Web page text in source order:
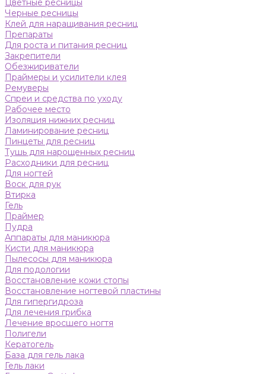
Цветные ресницы
Черные ресницы
Клей для наращивания ресниц
Препараты
Для роста и питания ресниц
Закрепители
Обезжириватели
Праймеры и усилители клея
Ремуверы
Спреи и средства по уходу
Рабочее место
Изоляция нижних ресниц
Ламинирование ресниц
Пинцеты для ресниц
Тушь для нарощенных ресниц
Расходники для ресниц
Для ногтей
Воск для рук
Втирка
Гель
Праймер
Пудра
Аппараты для маникюра
Кисти для маникюра
Пылесосы для маникюра
Для подологии
Восстановление кожи стопы
Восстановление ногтевой пластины
Для гипергидроза
Для лечения грибка
Лечение вросшего ногтя
Полигели
Кератогель
База для гель лака
Гель лаки